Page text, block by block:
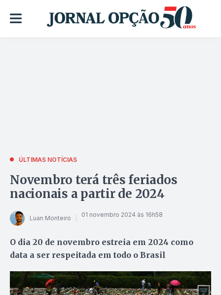
ÚLTIMAS NOTÍCIAS
Novembro terá três feriados
nacionais a partir de 2024
Luan Monteiro 01 novembro 2024 às 16h58
O dia 20 de novembro estreia em 2024 como
data a ser respeitada em todo o Brasil